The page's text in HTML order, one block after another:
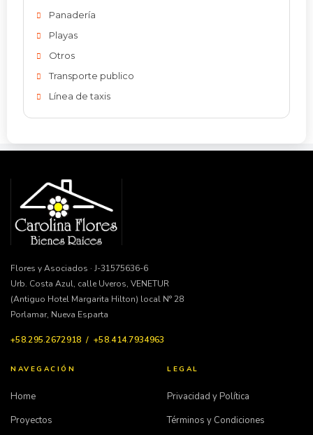
Panadería
Playas
Otros
Transporte publico
Línea de taxis
Flores y Asociados · J-31575636-6
Urb. Costa Azul, calle Uveros, VENETUR
(Antiguo Hotel Margarita Hilton) local N° 28
Porlamar, Nueva Esparta
+58.295.2672918 / +58.414.7934963
NAVEGACIÓN
Home
Proyectos
LEGAL
Privacidad y Política
Términos y Condiciones